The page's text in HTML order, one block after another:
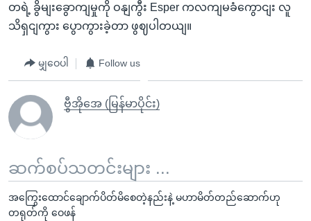
တရဲ့ ခွိမျးခွောကျမှုကို ဝနျကွီး Esper ကလကျမခံကွောငျး လူ
သိရှငျကွား ပွောကွားခဲ့တာ ဖွဈပါတယျ။
မျှဝေပါ Follow us
ဗွီအိုအေ (မြန်မာပိုင်း)
ဆက်စပ်သတင်းများ ...
အကြွေးထောင်ချောက်ပိတ်မိစေတဲ့နည်းနဲ့ မဟာမိတ်တည်ဆောက်ဟု
တရုတ်ကို ဝေဖန်